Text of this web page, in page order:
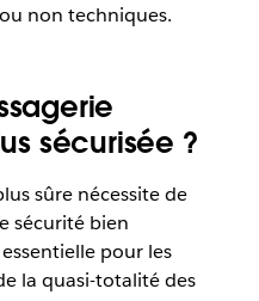
non techniques.
sécurisée ?
sûre nécessite de
sécurité bien
pour les
la quasi-totalité des